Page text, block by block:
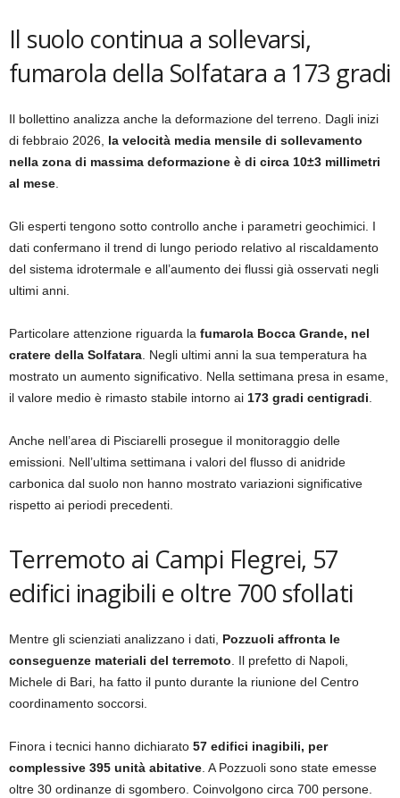
Il suolo continua a sollevarsi,
fumarola della Solfatara a 173 gradi
Il bollettino analizza anche la deformazione del terreno. Dagli inizi
di febbraio 2026, la velocità media mensile di sollevamento
nella zona di massima deformazione è di circa 10±3 millimetri
al mese
Gli esperti tengono sotto controllo anche i parametri geochimici. I
dati confermano il trend di lungo periodo relativo al riscaldamento
del sistema idrotermale e all’aumento dei flussi già osservati negli
ultimi anni.
Particolare attenzione riguarda la fumarola Bocca Grande, nel
cratere della Solfatara . Negli ultimi anni la sua temperatura ha
mostrato un aumento significativo. Nella settimana presa in esame,
il valore medio è rimasto stabile intorno ai 173 gradi centigradi
Anche nell’area di Pisciarelli prosegue il monitoraggio delle
emissioni. Nell’ultima settimana i valori del flusso di anidride
carbonica dal suolo non hanno mostrato variazioni significative
rispetto ai periodi precedenti.
Terremoto ai Campi Flegrei, 57
edifici inagibili e oltre 700 sfollati
Mentre gli scienziati analizzano i dati, Pozzuoli affronta le
conseguenze materiali del terremoto . Il prefetto di Napoli,
Michele di Bari, ha fatto il punto durante la riunione del Centro
coordinamento soccorsi.
Finora i tecnici hanno dichiarato 57 edifici inagibili, per
complessive 395 unità abitative . A Pozzuoli sono state emesse
oltre 30 ordinanze di sgombero. Coinvolgono circa 700 persone.